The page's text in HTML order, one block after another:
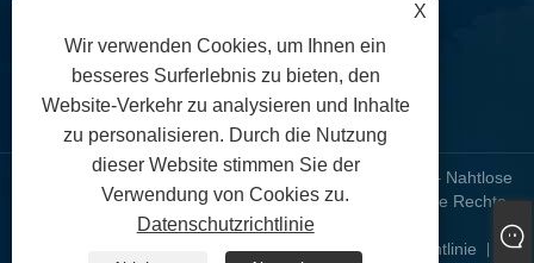
: zg2@zjzg2014.com
Fax: +86-579-89979099
Copyright © 2024 ZheJiangZhuoGu Clothing Co., Ltd. – Nahtlose
Yogabekleidung, nahtloser BH, nahtlose Leggings – Alle Rechte
vorbehalten
RSS | XML | Datenschutzrichtlinie
X
Wir verwenden Cookies, um Ihnen ein
besseres Surferlebnis zu bieten, den
Website-Verkehr zu analysieren und Inhalte
zu personalisieren. Durch die Nutzung
dieser Website stimmen Sie der
Verwendung von Cookies zu.
Datenschutzrichtlinie